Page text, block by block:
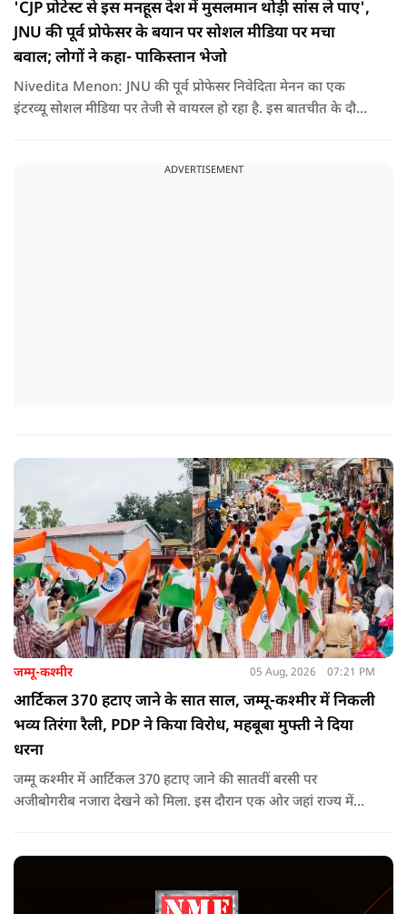
'CJP प्रोटेस्ट से इस मनहूस देश में मुसलमान थोड़ी सांस ले पाए',
JNU की पूर्व प्रोफेसर के बयान पर सोशल मीडिया पर मचा
बवाल; लोगों ने कहा- पाकिस्तान भेजो
Nivedita Menon: JNU की पूर्व प्रोफेसर निवेदिता मेनन का एक
इंटरव्यू सोशल मीडिया पर तेजी से वायरल हो रहा है. इस बातचीत के दौरान
ADVERTISEMENT
जम्मू-कश्मीर 05 Aug, 2026 07:21 PM
आर्टिकल 370 हटाए जाने के सात साल, जम्मू-कश्मीर में निकली
भव्य तिरंगा रैली, PDP ने किया विरोध, महबूबा मुफ्ती ने दिया
धरना
जम्मू कश्मीर में आर्टिकल 370 हटाए जाने की सातवीं बरसी पर
अजीबोगरीब नजारा देखने को मिला. इस दौरान एक ओर जहां राज्य में